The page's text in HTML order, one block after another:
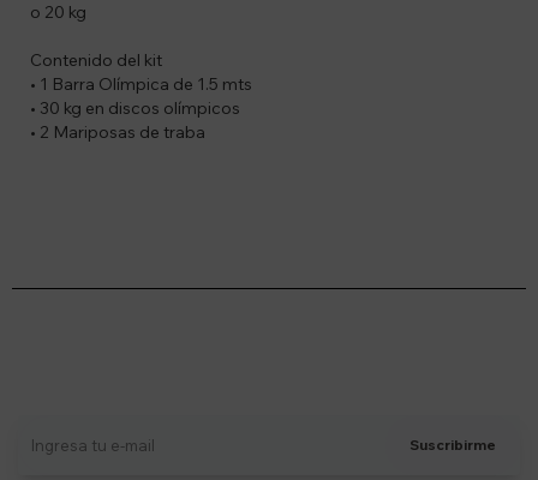
o 20 kg
Contenido del kit
• 1 Barra Olímpica de 1.5 mts
• 30 kg en discos olímpicos
• 2 Mariposas de traba
Suscribirme